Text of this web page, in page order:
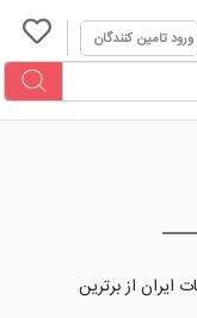
ورود تامین کنندگان
ایران از برترین